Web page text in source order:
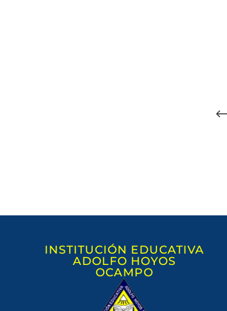
INSTITUCIÓN EDUCATIVA
ADOLFO HOYOS
OCAMPO